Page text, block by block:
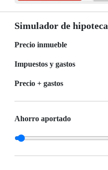
Simulador de hipoteca
Precio inmueble
Impuestos y gastos
Precio + gastos
Ahorro aportado